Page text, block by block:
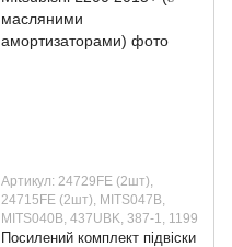
Артикул: 24729FE (2шт),
24715FE (2шт), MITS047B,
MITS040B, 437UBK, 387-1, 1199
Посилений комплект підвіски